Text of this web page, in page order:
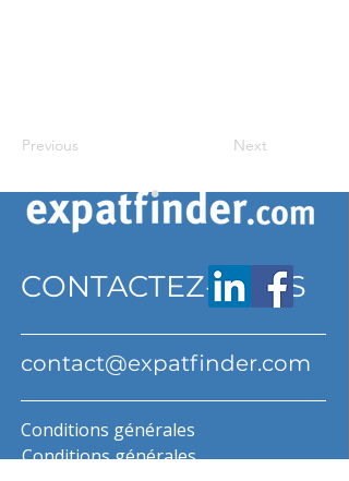
Previous Next
CONTACTEZ-NOUS
contact@expatfinder.com
Conditions générales
Conditions générales